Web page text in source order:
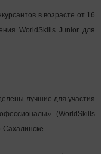
в возрасте от 16
WorldSkills Junior для